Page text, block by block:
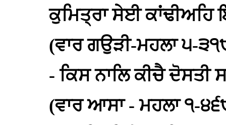
ਕੁਮਿਤ੍ਰਾ ਸੇਈ ਕਾਂਢੀਅਹਿ
(ਵਾਰ ਗਉੜੀ-ਮਹਲਾ ੫-
- ਕਿਸ ਨਾਲਿ ਕੀਚੈ
(ਵਾਰ ਆਸਾ - ਮਹਲਾ ੧-